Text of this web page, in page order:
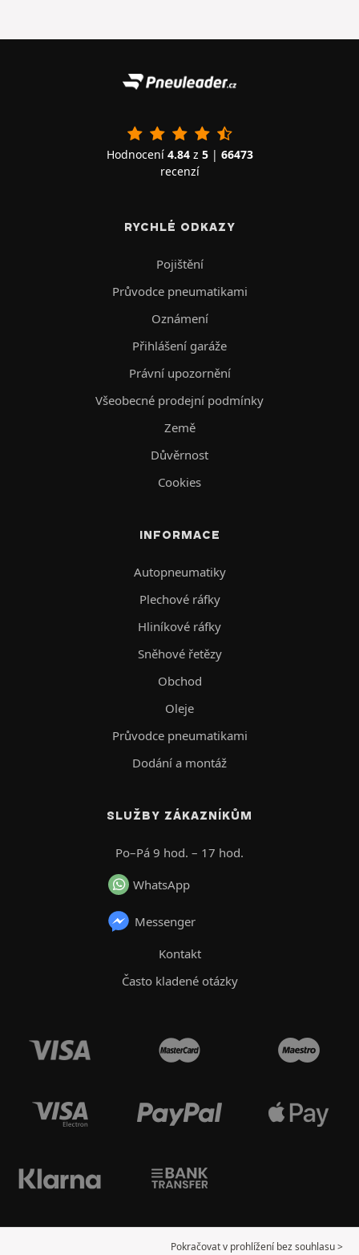
Hodnocení 4.84z 5| 66473
recenzí
RYCHLÉ ODKAZY
Pojištění
Průvodce pneumatikami
Oznámení
Přihlášení garáže
Právní upozornění
Všeobecné prodejní podmínky
Země
Důvěrnost
Cookies
INFORMACE
Autopneumatiky
Plechové ráfky
Hliníkové ráfky
Sněhové řetězy
Obchod
Oleje
Průvodce pneumatikami
Dodání a montáž
SLUŽBY ZÁKAZNÍKŮM
Po–Pá 9 hod. – 17 hod.
WhatsApp
Messenger
Kontakt
Často kladené otázky
Pokračovat v prohlížení bez souhlasu >